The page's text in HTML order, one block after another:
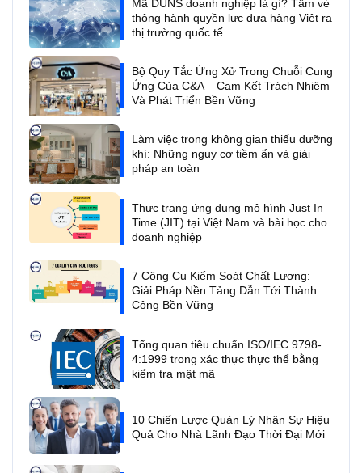
Mã DUNS doanh nghiệp là gì? Tấm vé
thông hành quyền lực đưa hàng Việt ra
thị trường quốc tế
Bộ Quy Tắc Ứng Xử Trong Chuỗi Cung
Ứng Của C&A – Cam Kết Trách Nhiệm
Và Phát Triển Bền Vững
Làm việc trong không gian thiếu dưỡng
khí: Những nguy cơ tiềm ẩn và giải
pháp an toàn
Thực trạng ứng dụng mô hình Just In
Time (JIT) tại Việt Nam và bài học cho
doanh nghiệp
7 Công Cụ Kiểm Soát Chất Lượng:
Giải Pháp Nền Tảng Dẫn Tới Thành
Công Bền Vững
Tổng quan tiêu chuẩn ISO/IEC 9798-
4:1999 trong xác thực thực thể bằng
kiểm tra mật mã
10 Chiến Lược Quản Lý Nhân Sự Hiệu
Quả Cho Nhà Lãnh Đạo Thời Đại Mới